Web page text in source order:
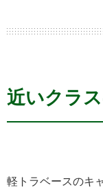
近いクラ
軽トラベースのキ